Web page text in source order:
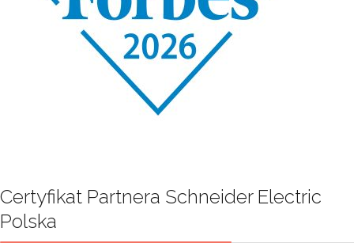
Certyfikat Partnera Schneider Electric
Polska